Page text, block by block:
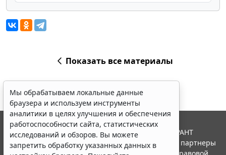
Показать все материалы
Мы обрабатываем локальные данные
браузера и используем инструменты
аналитики в целях улучшения и обеспечения
работоспособности сайта, статистических
исследований и обзоров. Вы можете
запретить обработку указанных данных в
© ООО "НПП "ГАРАНТ-СЕРВИС", 2026. Система ГАРАНТ
выпускается с 1990 года. Компания "Гарант" и ее партнеры